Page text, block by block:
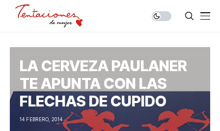
LA CERVEZA PAULANER
TE APUNTA CON LAS
FLECHAS DE CUPIDO
14 FEBRERO, 2014